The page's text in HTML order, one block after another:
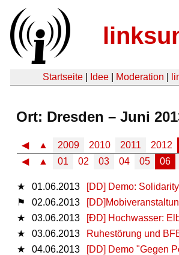
Startseite Idee Moderation
Ort: Dresden – Juni
◀ ▲ 2009 2010 2011 2012
◀
▲ 01 02 03 04 05 06
★ 01.06.2013
[DD] Demo:
⚑
02.06.2013
★
03.06.2013
[ÐD] Hochwasser:
★
03.06.2013
Ruhestörung und
★
04.06.2013
[DD] Demo "Gegen